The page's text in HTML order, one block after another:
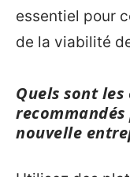
essentiel pour
de la viabilité
Quels sont
nouvelle